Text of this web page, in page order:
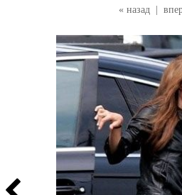
« назад